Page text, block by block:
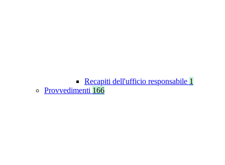
Recapiti dell'ufficio responsabile 1
Provvedimenti 166